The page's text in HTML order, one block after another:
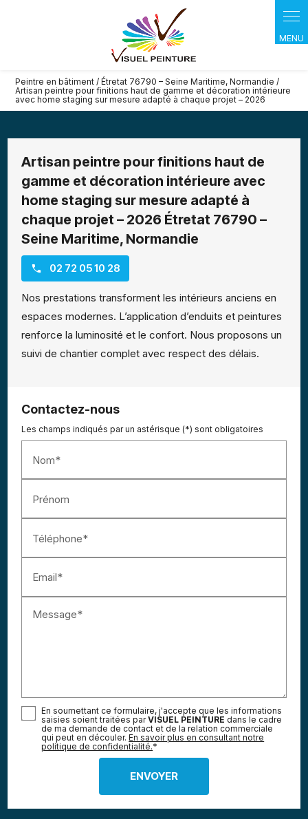
Peintre en bâtiment / Étretat 76790 – Seine Maritime, Normandie /
Artisan peintre pour finitions haut de gamme et décoration intérieure
avec home staging sur mesure adapté à chaque projet – 2026
Artisan peintre pour finitions haut de
gamme et décoration intérieure avec
home staging sur mesure adapté à
chaque projet – 2026 Étretat 76790 –
Seine Maritime, Normandie
02 72 05 10 28
Nos prestations transforment les intérieurs anciens en
espaces modernes. L’application d’enduits et peintures
renforce la luminosité et le confort. Nous proposons un
suivi de chantier complet avec respect des délais.
Contactez-nous
Les champs indiqués par un astérisque (*) sont obligatoires
Nom*
Prénom
Téléphone*
Email*
Message*
En soumettant ce formulaire, j'accepte que les informations
saisies soient traitées parVISUEL PEINTURE dans le cadre
de ma demande de contact et de la relation commerciale
qui peut en découler.En savoir plus en consultant notre
politique de confidentialité.*